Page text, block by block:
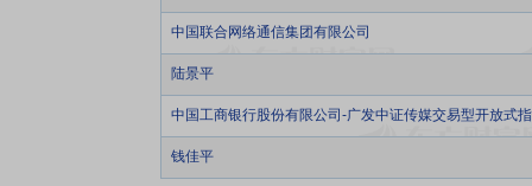
中国联合网络通信集团有限公司
陆景平
中国工商银行股份有限公司-广发中证传媒交易型开放式
钱佳平